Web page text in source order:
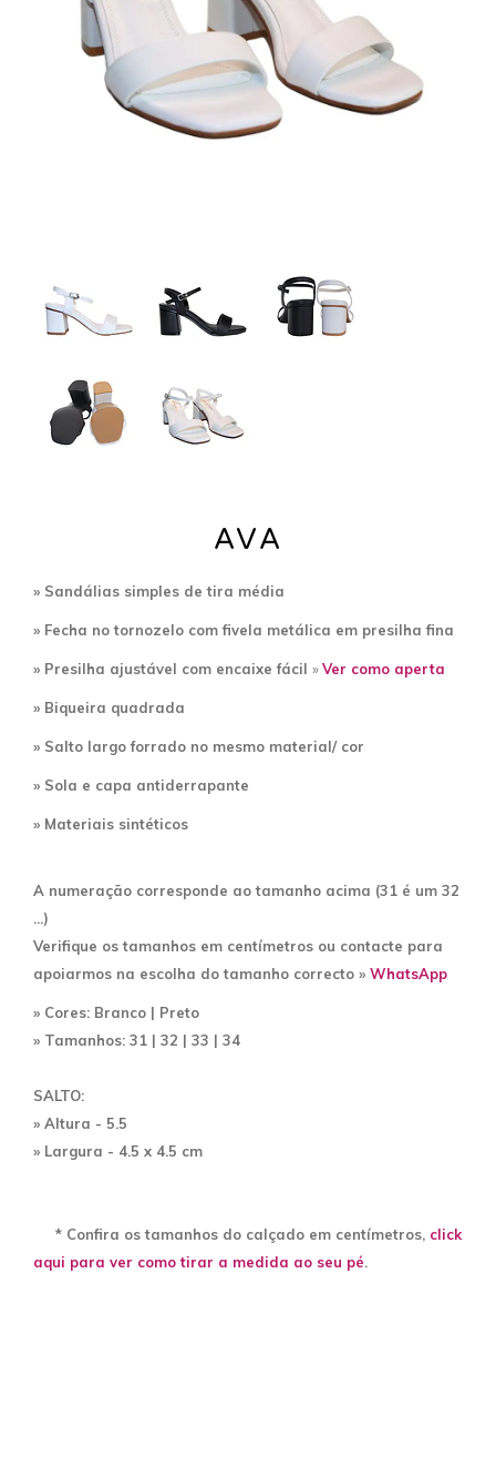
AVA
» Sandálias simples de tira média
» Fecha no tornozelo com fivela metálica em presilha fina
» Presilha ajustável com encaixe fácil »Ver como aperta
» Biqueira quadrada
» Salto largo forrado no mesmo material/ cor
» Sola e capa antiderrapante
» Materiais sintéticos
A numeração corresponde ao tamanho acima (31 é um 32
...)
Verifique os tamanhos em centímetros ou contacte para
apoiarmos na escolha do tamanho correcto » WhatsApp
» Cores: Branco | Preto
» Tamanhos: 31 | 32 | 33 | 34
SALTO:
» Altura - 5.5
» Largura - 4.5 x 4.5 cm
* Confira os tamanhos do calçado em centímetros, click
aqui para ver como tirar a medida ao seu pé.